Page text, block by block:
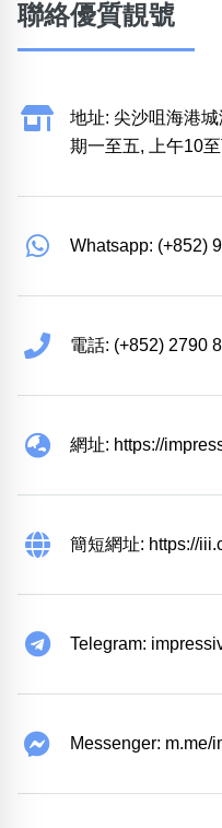
聯絡優質靚號
地址: 尖沙咀海港
期一至五, 上午10
Whatsapp: (+852)
電話: (+852) 2790
網址: https://
簡短網址: https://
Telegram:
Messenger: m.me/